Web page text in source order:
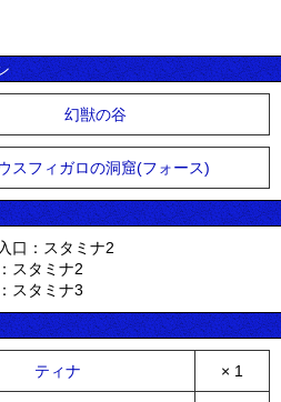
幻獣の谷
スフィガロの洞窟(フォース)
口：スタミナ2
スタミナ2
スタミナ3
ティナ × 1